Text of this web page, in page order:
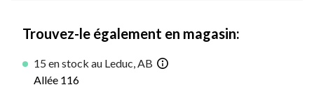
Trouvez-le également en magasin:
15 en stock au Leduc, AB
Allée 116